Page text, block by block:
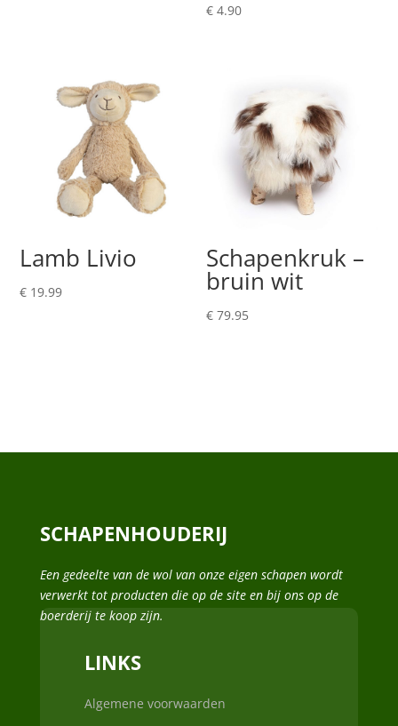
€ 4.90
Lamb Livio
€ 19.99
Schapenkruk –
bruin wit
€ 79.95
SCHAPENHOUDERIJ
Een gedeelte van de wol van onze eigen schapen wordt
verwerkt tot producten die op de site en bij ons op de
boerderij te koop zijn.
LINKS
Algemene voorwaarden